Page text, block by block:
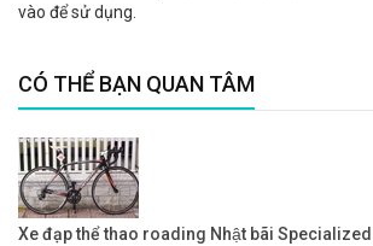
vào để sử dụng.
CÓ THỂ BẠN QUAN TÂM
Xe đạp thể thao roading Nhật bãi Specialized